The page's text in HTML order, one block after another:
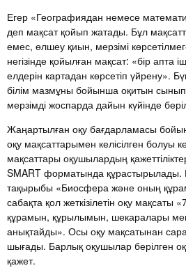
Егер «Географиядан немесе
деп мақсат қойып жатады. Бұл
емес, өлшеу қиын, мерзімі
негізінде қойылған мақсат: «бір апта
елдерін картадан көрсетіп үйрену».
білім мазмұны бойынша оқитын
мерзімді жоспарда дайын күйінде
Жаңартылған оқу бағдарламасы
оқу мақсаттарымен келісілген болуы
мақсаттары оқушылардың
SMART форматында
тақырыбы «Биосфера және оның
сабақта қол жеткізілетін оқу
құрамын, құрылымын, шекаралары мен
анықтайды». Осы оқу мақсатынан
шығады. Барлық оқушылар берілген
қажет.